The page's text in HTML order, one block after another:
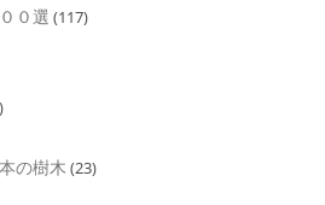
０選 (117)
の樹木 (23)